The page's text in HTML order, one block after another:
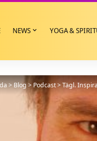
NEWS YOGA &
>Blog>Podcast>Tägl.